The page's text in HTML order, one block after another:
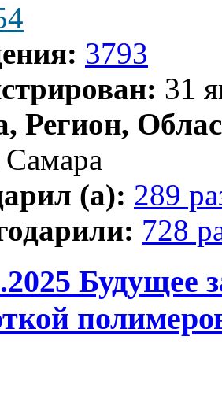
3793
31
Регион,
Самара
(а): 289
728
Будущее